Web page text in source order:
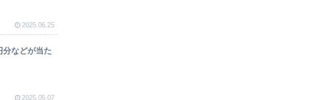
2025.06.25
などが当た
2025.05.07